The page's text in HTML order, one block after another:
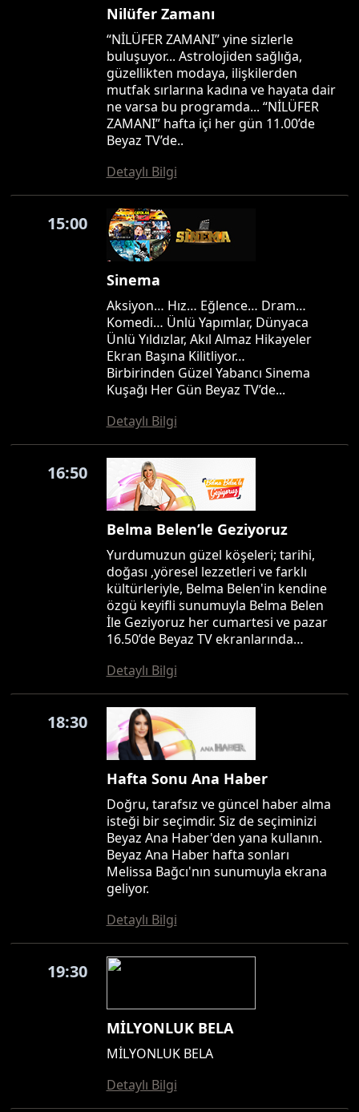
Nilüfer Zamanı
“NİLÜFER ZAMANI” yine sizlerle
buluşuyor... Astrolojiden sağlığa,
güzellikten modaya, ilişkilerden
mutfak sırlarına kadına ve hayata dair
ne varsa bu programda... “NİLÜFER
ZAMANI” hafta içi her gün 11.00’de
Beyaz TV’de..
Detaylı Bilgi
15:00
Sinema
Aksiyon… Hız… Eğlence… Dram…
Komedi… Ünlü Yapımlar, Dünyaca
Ünlü Yıldızlar, Akıl Almaz Hikayeler
Ekran Başına Kilitliyor…
Birbirinden Güzel Yabancı Sinema
Kuşağı Her Gün Beyaz TV’de...
Detaylı Bilgi
16:50
Belma Belen’le Geziyoruz
Yurdumuzun güzel köşeleri; tarihi,
doğası ,yöresel lezzetleri ve farklı
kültürleriyle, Belma Belen'in kendine
özgü keyifli sunumuyla Belma Belen
İle Geziyoruz her cumartesi ve pazar
16.50’de Beyaz TV ekranlarında…
Detaylı Bilgi
18:30
Hafta Sonu Ana Haber
Doğru, tarafsız ve güncel haber alma
isteği bir seçimdir. Siz de seçiminizi
Beyaz Ana Haber'den yana kullanın.
Beyaz Ana Haber hafta sonları
Melissa Bağcı'nın sunumuyla ekrana
geliyor.
Detaylı Bilgi
19:30
MİLYONLUK BELA
MİLYONLUK BELA
Detaylı Bilgi